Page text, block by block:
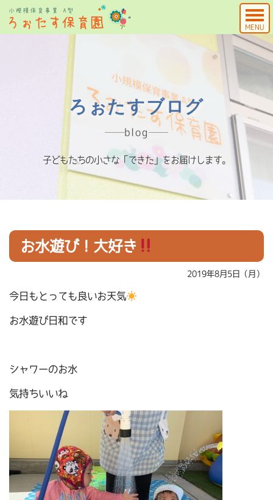
MENU
ろぉたすブログ
blog
子どもたちの小さな「できた」をお届けします。
お水遊び！大好き
2019年8月5日（月）
今日もとっても良いお天気
お水遊び日和です
シャワーのお水
気持ちいいね